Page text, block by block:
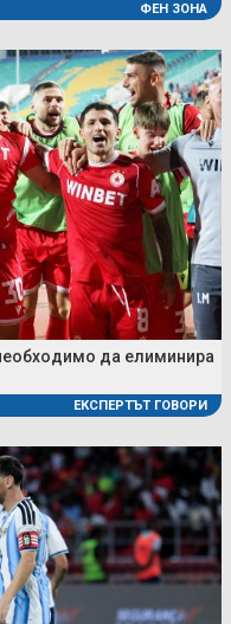
ФЕН ЗОНА
да елиминира
ЕКСПЕРТЪТ ГОВОРИ